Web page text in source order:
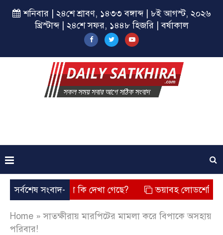
শনিবার | ২৪শে শ্রাবণ, ১৪৩৩ বঙ্গাব্দ | ৮ই আগস্ট, ২০২৬
খ্রিস্টাব্দ | ২৪শে সফর, ১৪৪৮ হিজরি | বর্ষাকাল
সর্বশেষ সংবাদ-
তার চেহারা কি দেখা গেছে? ভয়াবহ লোডশেডিং,
Home »সাতক্ষীরায় মারপিটের মামলা করে বিপাকে অসহায়
পরিবার!